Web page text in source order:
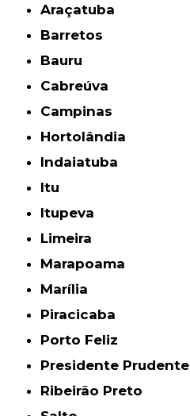
Araçatuba
Barretos
Bauru
Cabreúva
Campinas
Hortolândia
Indaiatuba
Itu
Itupeva
Limeira
Marapoama
Marília
Piracicaba
Porto Feliz
Presidente Prudente
Ribeirão Preto